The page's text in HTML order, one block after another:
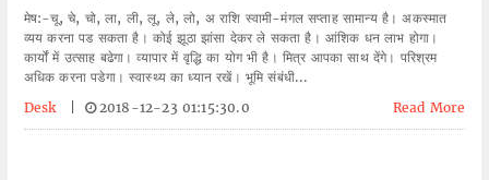
मेष:-चू, चे, चो, ला, ली, लू, ले, लो, अ राशि स्वामी-मंगल सप्ताह सामान्य है। अकस्मात
व्यय करना पड सकता है। कोई झूठा झांसा देकर ले सकता है। आंशिक धन लाभ होगा।
कार्यों में उत्साह बढेगा। व्यापार में वृद्धि का योग भी है। मित्र आपका साथ देंगे। परिश्रम
अधिक करना पडेगा। स्वास्थ्य का ध्यान रखें। भूमि संबंधी...
Desk
2018-12-23 01:15:30.0 Read More